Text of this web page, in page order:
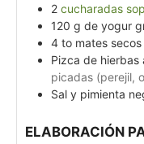
2 cucharadas
120 g de yogur
4 to mates
Pizca de hierbas
picadas (perejil,
Sal y pimienta
ELABORACIÓN